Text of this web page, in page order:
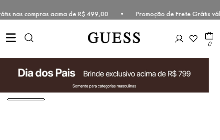
nas compras acima de R$ 499,00 • Promoção de Frete
0